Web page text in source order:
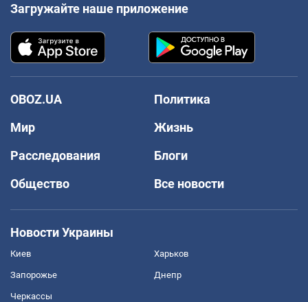
Загружайте наше приложение
OBOZ.UA
Политика
Мир
Жизнь
Расследования
Блоги
Общество
Все новости
Новости Украины
Киев Харьков
Запорожье Днепр
Черкассы